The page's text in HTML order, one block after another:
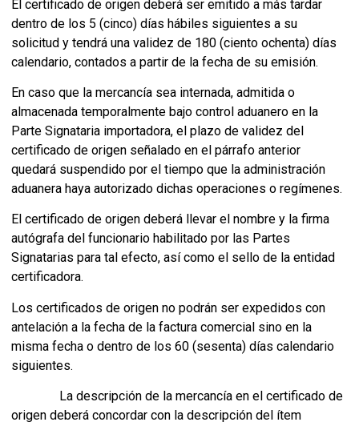
El certificado de origen deberá ser emitido a más tardar
dentro de los 5 (cinco) días hábiles siguientes a su
solicitud y tendrá una validez de 180 (ciento ochenta) días
calendario, contados a partir de la fecha de su emisión.
En caso que la mercancía sea internada, admitida o
almacenada temporalmente bajo control aduanero en la
Parte Signataria importadora, el plazo de validez del
certificado de origen señalado en el párrafo anterior
quedará suspendido por el tiempo que la administración
aduanera haya autorizado dichas operaciones o regímenes.
El certificado de origen deberá llevar el nombre y la firma
autógrafa del funcionario habilitado por las Partes
Signatarias para tal efecto, así como el sello de la entidad
certificadora.
Los certificados de origen no podrán ser expedidos con
antelación a la fecha de la factura comercial sino en la
misma fecha o dentro de los 60 (sesenta) días calendario
siguientes.
La descripción de la mercancía en el certificado de
origen deberá concordar con la descripción del ítem